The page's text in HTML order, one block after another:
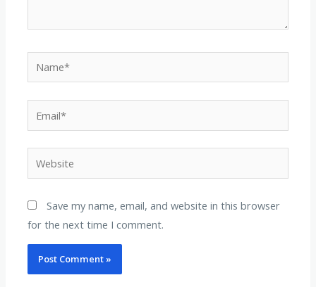
Website
Save my name, email, and website in this browser
for the next time I comment.